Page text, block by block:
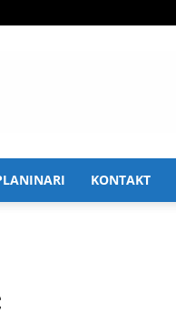
KONTAKT